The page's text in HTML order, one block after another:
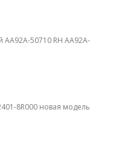
50710 RH AA92A-
8R000 новая модель